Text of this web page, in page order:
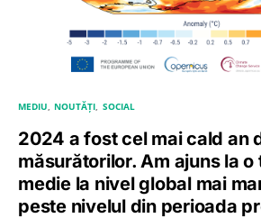
MEDIU NOUTĂȚI SOCIAL
2024 a fost cel mai cald an
măsurătorilor. Am ajuns la
medie la nivel global mai
peste nivelul din perioada